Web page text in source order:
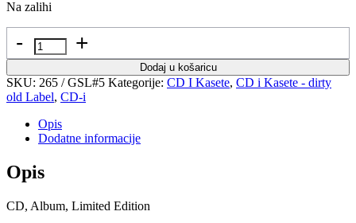
Na zalihi
Dodaj u košaricu
SKU: 265 / GSL#5 Kategorije: CD I Kasete, CD i Kasete - dirty
old Label, CD-i
Opis
Dodatne informacije
Opis
CD, Album, Limited Edition